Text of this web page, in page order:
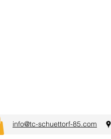
info@tc-schuettorf-85.com